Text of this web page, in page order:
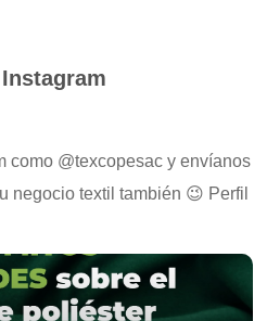
como @texcopesac y envíanos
negocio textil también 😉 Perfil